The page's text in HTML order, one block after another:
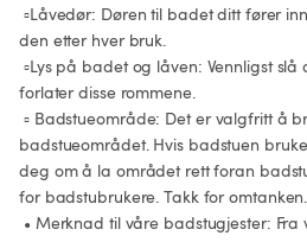
den etter hver bruk.
forlater disse rommene.
badstueområdet. Hvis badstuen
deg om å la området rett foran
for badstubrukere. Takk for omtanken.